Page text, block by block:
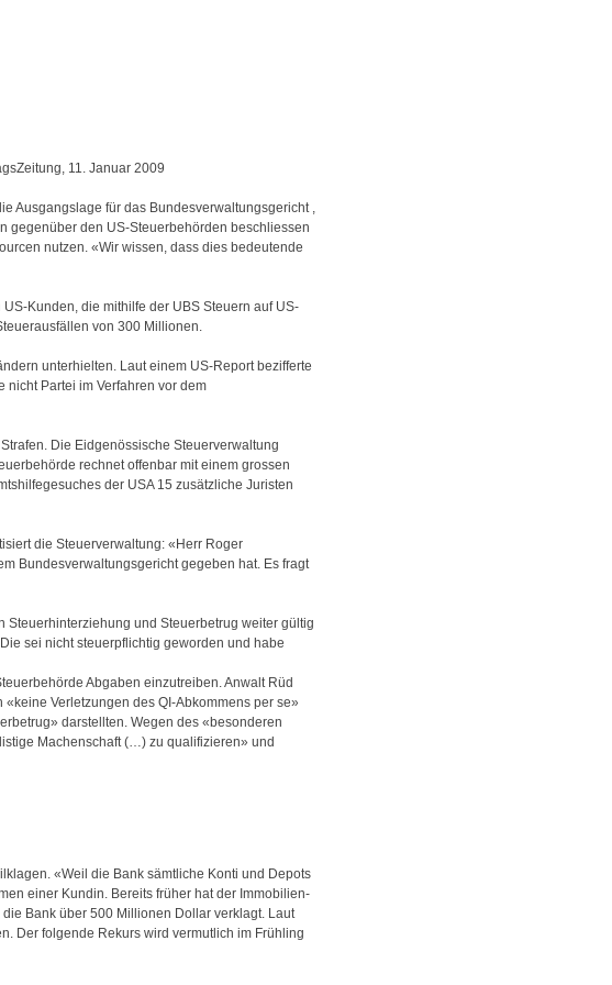
11. Januar 2009
Ausgangslage für das Bundesverwaltungsgericht ,
gegenüber den US-Steuerbehörden beschliessen
nutzen. «Wir wissen, dass dies bedeutende
Kunden, die mithilfe der UBS Steuern auf US-
von 300 Millionen.
unterhielten. Laut einem US-Report bezifferte
nicht Partei im Verfahren vor dem
Die Eidgenössische Steuerverwaltung
rechnet offenbar mit einem grossen
der USA 15 zusätzliche Juristen
die Steuerverwaltung: «Herr Roger
Bundesverwaltungsgericht gegeben hat. Es fragt
Steuerhinterziehung und Steuerbetrug weiter gültig
sei nicht steuerpflichtig geworden und habe
Abgaben einzutreiben. Anwalt Rüd
Verletzungen des QI-Abkommens per se»
darstellten. Wegen des «besonderen
Machenschaft (…) zu qualifizieren» und
«Weil die Bank sämtliche Konti und Depots
einer Kundin. Bereits früher hat der Immobilien-
Bank über 500 Millionen Dollar verklagt. Laut
Der folgende Rekurs wird vermutlich im Frühling